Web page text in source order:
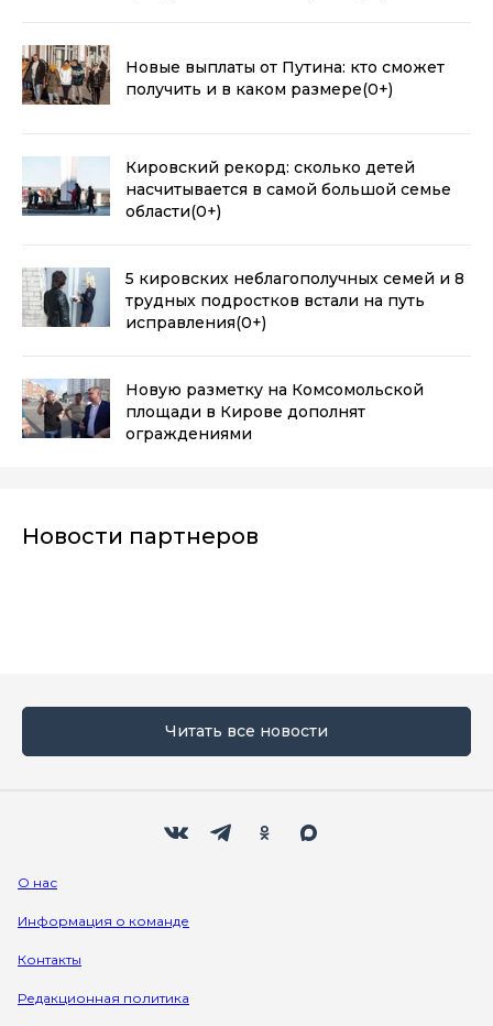
Новые выплаты от Путина: кто сможет
получить и в каком размере(0+)
Кировский рекорд: сколько детей
насчитывается в самой большой семье
области(0+)
5 кировских неблагополучных семей и 8
трудных подростков встали на путь
исправления(0+)
Новую разметку на Комсомольской
площади в Кирове дополнят
ограждениями
Новости партнеров
Читать все новости
О нас
Информация о команде
Контакты
Редакционная политика